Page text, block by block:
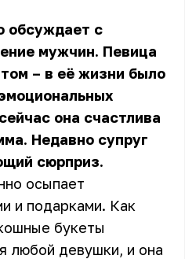
обсуждает с
мужчин. Певица
– в её жизни было
она счастлива
Недавно супруг
сюрприз.
осыпает
и подарками. Как
букеты
любой девушки, и она